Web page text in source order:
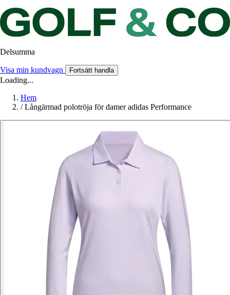
Delsumma
Visa min kundvagn Fortsätt handla
Loading...
Hem
/ Långärmad polotröja för damer adidas Performance